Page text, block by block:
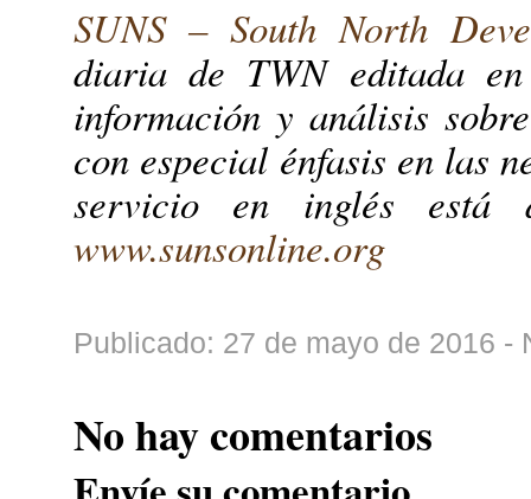
SUNS – South North
diaria de TWN editada
información y análisis
con especial énfasis en las
servicio en inglés está
www.sunsonline.org
Publicado: 27 de mayo de 2016 -
No hay comentarios